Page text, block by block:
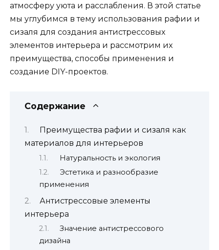
атмосферу уюта и расслабления. В этой статье
мы углубимся в тему использования рафии и
сизаля для создания антистрессовых
элементов интерьера и рассмотрим их
преимущества, способы применения и
создание DIY-проектов.
Содержание
Преимущества рафии и сизаля как
материалов для интерьеров
Натуральность и экология
Эстетика и разнообразие
применения
Антистрессовые элементы
интерьера
Значение антистрессового
дизайна